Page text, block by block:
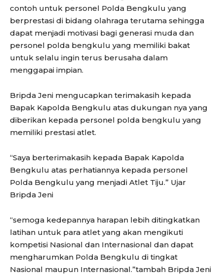
contoh untuk personel Polda Bengkulu yang
berprestasi di bidang olahraga terutama sehingga
dapat menjadi motivasi bagi generasi muda dan
personel polda bengkulu yang memiliki bakat
untuk selalu ingin terus berusaha dalam
menggapai impian.
Bripda Jeni mengucapkan terimakasih kepada
Bapak Kapolda Bengkulu atas dukungan nya yang
diberikan kepada personel polda bengkulu yang
memiliki prestasi atlet.
“Saya berterimakasih kepada Bapak Kapolda
Bengkulu atas perhatiannya kepada personel
Polda Bengkulu yang menjadi Atlet Tiju.” Ujar
Bripda Jeni
“semoga kedepannya harapan lebih ditingkatkan
latihan untuk para atlet yang akan mengikuti
kompetisi Nasional dan Internasional dan dapat
mengharumkan Polda Bengkulu di tingkat
Nasional maupun Internasional.”tambah Bripda Jeni